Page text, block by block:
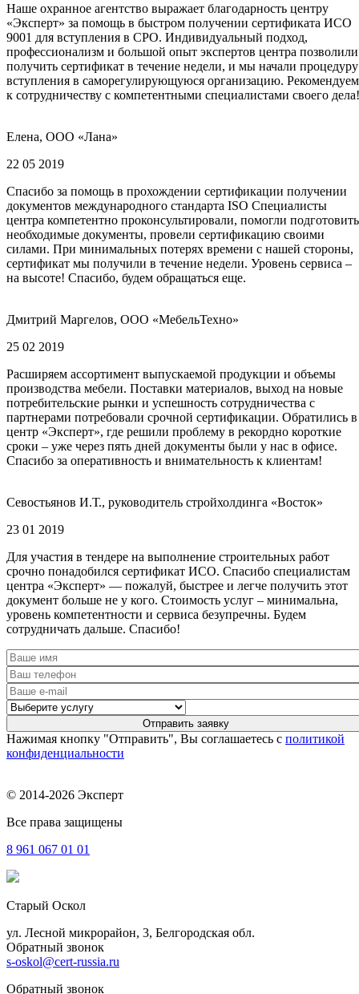
Наше охранное агентство выражает благодарность центру
«Эксперт» за помощь в быстром получении сертификата ИСО
9001 для вступления в СРО. Индивидуальный подход,
профессионализм и большой опыт экспертов центра позволили
получить сертификат в течение недели, и мы начали процедуру
вступления в саморегулирующуюся организацию. Рекомендуем
к сотрудничеству с компетентными специалистами своего дела!
Елена, ООО «Лана»
22 05 2019
Спасибо за помощь в прохождении сертификации получении
документов международного стандарта ISO Специалисты
центра компетентно проконсультировали, помогли подготовить
необходимые документы, провели сертификацию своими
силами. При минимальных потерях времени с нашей стороны,
сертификат мы получили в течение недели. Уровень сервиса –
на высоте! Спасибо, будем обращаться еще.
Дмитрий Маргелов, ООО «МебельТехно»
25 02 2019
Расширяем ассортимент выпускаемой продукции и объемы
производства мебели. Поставки материалов, выход на новые
потребительские рынки и успешность сотрудничества с
партнерами потребовали срочной сертификации. Обратились в
центр «Эксперт», где решили проблему в рекордно короткие
сроки – уже через пять дней документы были у нас в офисе.
Спасибо за оперативность и внимательность к клиентам!
Севостьянов И.Т., руководитель стройхолдинга «Восток»
23 01 2019
Для участия в тендере на выполнение строительных работ
срочно понадобился сертификат ИСО. Спасибо специалистам
центра «Эксперт» — пожалуй, быстрее и легче получить этот
документ больше не у кого. Стоимость услуг – минимальна,
уровень компетентности и сервиса безупречны. Будем
сотрудничать дальше. Спасибо!
Нажимая кнопку "Отправить", Вы соглашаетесь с политикой
конфиденциальности
© 2014-2026 Эксперт
Все права защищены
8 961 067 01 01
Старый Оскол
ул. Лесной микрорайон, 3, Белгородская обл.
Обратный звонок
s-oskol@cert-russia.ru
Обратный звонок